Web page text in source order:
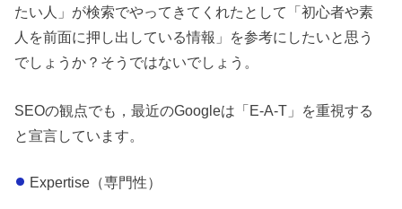
たい人」が検索でやってきてくれたとして「初心者や素
人を前面に押し出している情報」を参考にしたいと思う
でしょうか？そうではないでしょう。
SEOの観点でも，最近のGoogleは「E-A-T」を重視する
と宣言しています。
Expertise（専門性）